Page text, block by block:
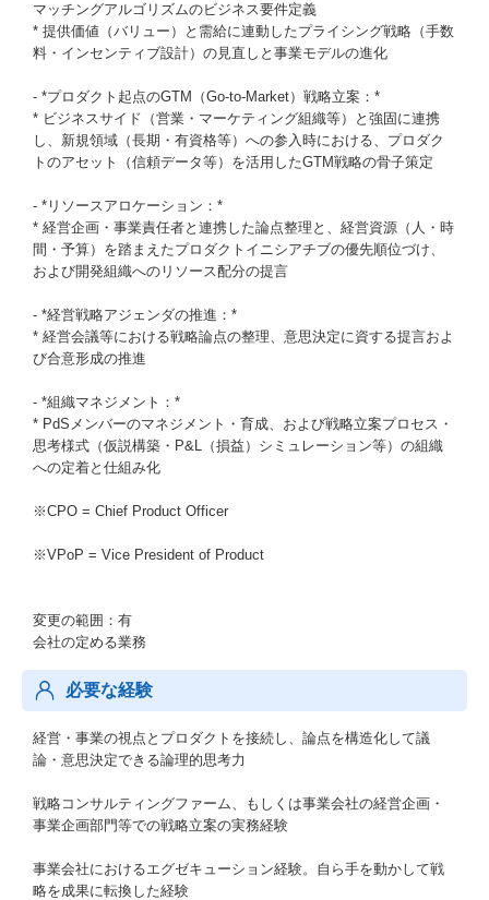
マッチングアルゴリズムのビジネス要件定義
* 提供価値（バリュー）と需給に連動したプライシング戦略（手数
料・インセンティブ設計）の見直しと事業モデルの進化
- *プロダクト起点のGTM（Go-to-Market）戦略立案：*
* ビジネスサイド（営業・マーケティング組織等）と強固に連携
し、新規領域（長期・有資格等）への参入時における、プロダク
トのアセット（信頼データ等）を活用したGTM戦略の骨子策定
- *リソースアロケーション：*
* 経営企画・事業責任者と連携した論点整理と、経営資源（人・時
間・予算）を踏まえたプロダクトイニシアチブの優先順位づけ、
および開発組織へのリソース配分の提言
- *経営戦略アジェンダの推進：*
* 経営会議等における戦略論点の整理、意思決定に資する提言およ
び合意形成の推進
- *組織マネジメント：*
* PdSメンバーのマネジメント・育成、および戦略立案プロセス・
思考様式（仮説構築・P&L（損益）シミュレーション等）の組織
への定着と仕組み化
※CPO = Chief Product Officer
※VPoP = Vice President of Product
変更の範囲：有
会社の定める業務
必要な経験
経営・事業の視点とプロダクトを接続し、論点を構造化して議
論・意思決定できる論理的思考力
戦略コンサルティングファーム、もしくは事業会社の経営企画・
事業企画部門等での戦略立案の実務経験
事業会社におけるエグゼキューション経験。自ら手を動かして戦
略を成果に転換した経験